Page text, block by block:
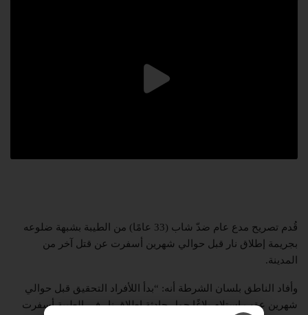
قُدم تصريح مدع عام ضدّ شاب (33 عامًا) من الطيبة بشبهة ضلوعه
بجريمة إطلاق نار قبل حوالي شهرين أسفرت عن قتل آخر من
المدينة.
وأفاد الناطق بلسان الشرطة أنه: “بدأ اللأفراد التحقيق قبل حوالي
شهرين عقب استلام بلاغًا حول حادثة إطلاق نار في الطيبة أسفرت